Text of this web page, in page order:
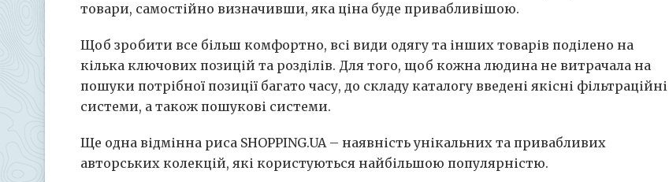
товари, самостійно визначивши, яка ціна буде привабливішою.
Щоб зробити все більш комфортно, всі види одягу та інших товарів поділено на
кілька ключових позицій та розділів. Для того, щоб кожна людина не витрачала на
пошуки потрібної позиції багато часу, до складу каталогу введені якісні фільтраційні
системи, а також пошукові системи.
Ще одна відмінна риса SHOPPING.UA – наявність унікальних та привабливих
авторських колекцій, які користуються найбільшою популярністю.